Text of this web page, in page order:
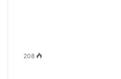
208